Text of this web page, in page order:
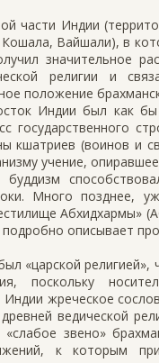
части Индии
Вайшали), в
значительное
религии и
положение
Индии был как
государственного
кшатриев (воинов и
учение,
Много позднее,
Абхидхармы»
описывает
«царской
поскольку
жреческое
ведической
звено»
к которым